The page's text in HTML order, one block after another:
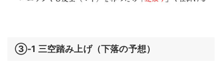
③-1 三空踏み上げ（下落の予想）